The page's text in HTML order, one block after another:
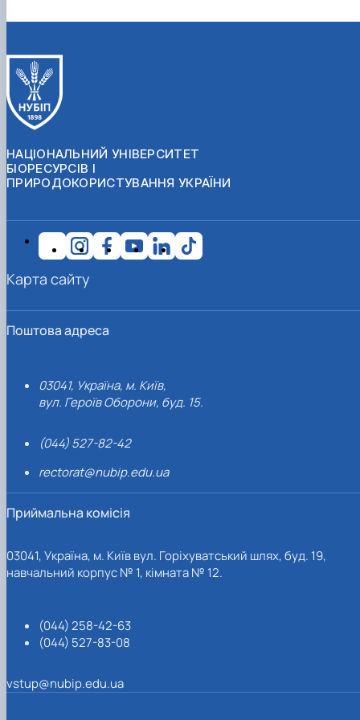
НАЦІОНАЛЬНИЙ УНІВЕРСИТЕТ
БІОРЕСУРСІВ І
ПРИРОДОКОРИСТУВАННЯ УКРАЇНИ
Поштова адреса
03041, Україна, м. Київ,
вул. Героїв Оборони, буд. 15.
(044) 527-82-42
rectorat@nubip.edu.ua
Приймальна комісія
03041, Україна, м. Київ вул. Горіхуватський шлях, буд. 19,
навчальний корпус № 1, кімната № 12.
(044) 258-42-63
(044) 527-83-08
vstup@nubip.edu.ua
Карта сайту